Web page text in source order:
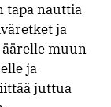
tapa nauttia
ja
muun
ja
juttua